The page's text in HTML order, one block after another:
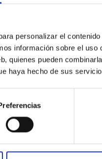
personalizar el
información sobre el
quienes pueden
haya hecho de sus
en la definición de las
porJosé Javier Díaz